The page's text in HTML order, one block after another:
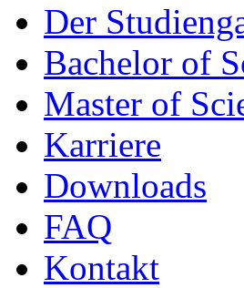
Der
Bachelor of
Master of
Karriere
Downloads
FAQ
Kontakt